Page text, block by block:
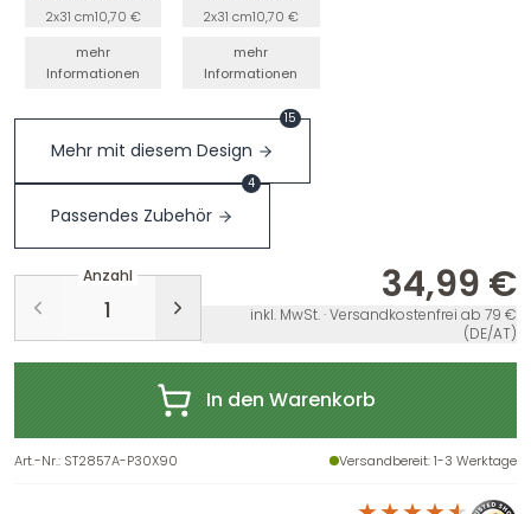
2x31 cm10,70 €
mehr
Informationen
Schwarz
2x31 cm10,70 €
mehr
Informationen
Mehr mit diesem Design
15
Passendes Zubehör
4
Anzahl 34,99 €
inkl. MwSt. · Versandkostenfrei ab 79 €
(DE/AT)
In den Warenkorb
Art.-Nr.: ST2857A-P30X90 Versandbereit: 1-3 Werktage